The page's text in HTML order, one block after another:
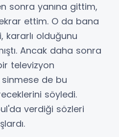
sonra yanına gittim,
ettim. O da bana
kararlı olduğunu
Ancak daha sonra
televizyon
de bu
söyledi.
verdiği sözleri